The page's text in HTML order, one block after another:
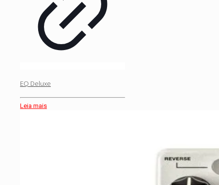
EQ Deluxe
Leia mais